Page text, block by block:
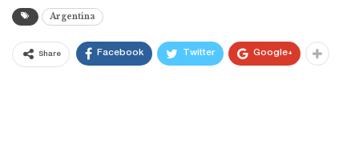
Argentina
Share Facebook Twitter Google+